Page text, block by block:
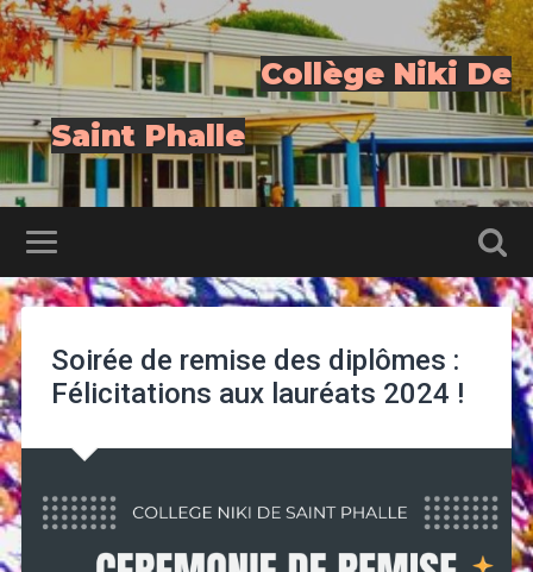
Collège Niki De
Saint Phalle
Soirée de remise des diplômes :
Félicitations aux lauréats 2024 !